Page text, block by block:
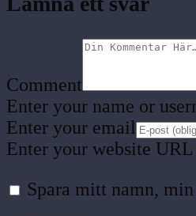
Comment
Enter your name or
Enter your email
Enter your website
Spara mitt namn,